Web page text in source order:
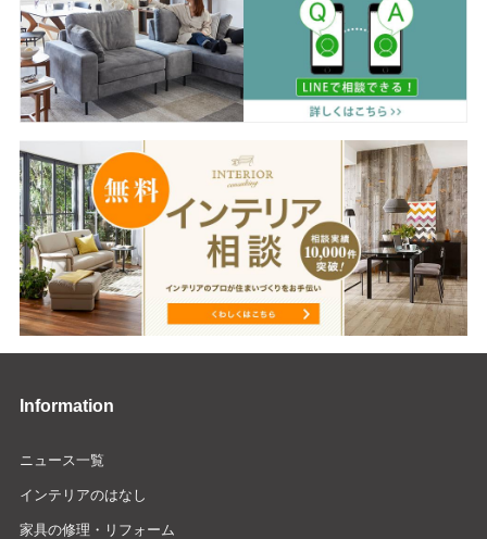
Information
ニュース一覧
インテリアのはなし
家具の修理・リフォーム